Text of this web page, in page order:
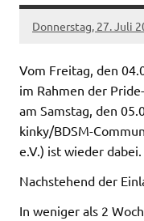
Donnerstag, 27. Juli
Vom Freitag, den
im Rahmen der
am Samstag, den
kinky/BDSM-
e.V.) ist wieder dabei.
Nachstehend der
In weniger als 2